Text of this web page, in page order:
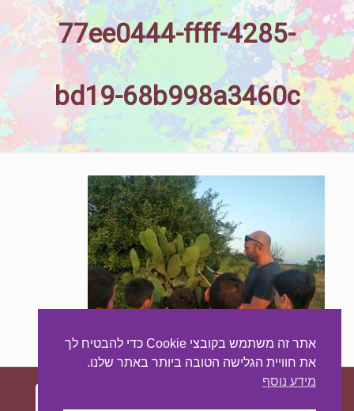
77ee0444-ffff-4285-
bd19-68b998a3460c
אתר זה משתמש בקובצי Cookie כדי להבטיח לך
את חוויית הגלישה הטובה ביותר באתר שלנו.
מידע נוסף